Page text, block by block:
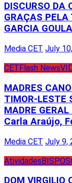
DISCURSO DA
GRAÇAS
GARCIA
Media CET July
CET Flash News
MADRES
TIMOR-LESTE
MADRE
Carla Araújo,
Media CET July 9,
AtividadesBISPOS
DOM VIRGILIO